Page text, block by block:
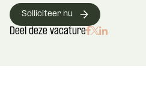
Deel deze vacature
Solliciteer nu